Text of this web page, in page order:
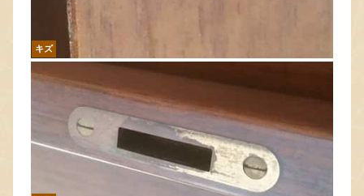
キズ